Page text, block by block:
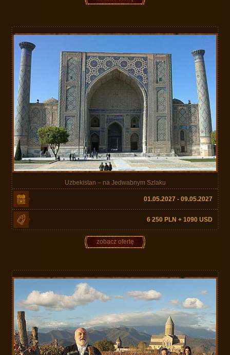
Uzbekistan – na Jedwabnym Szlaku
01.05.2027 - 09.05.2027
6 250 PLN + 1090 USD
zobacz ofertę